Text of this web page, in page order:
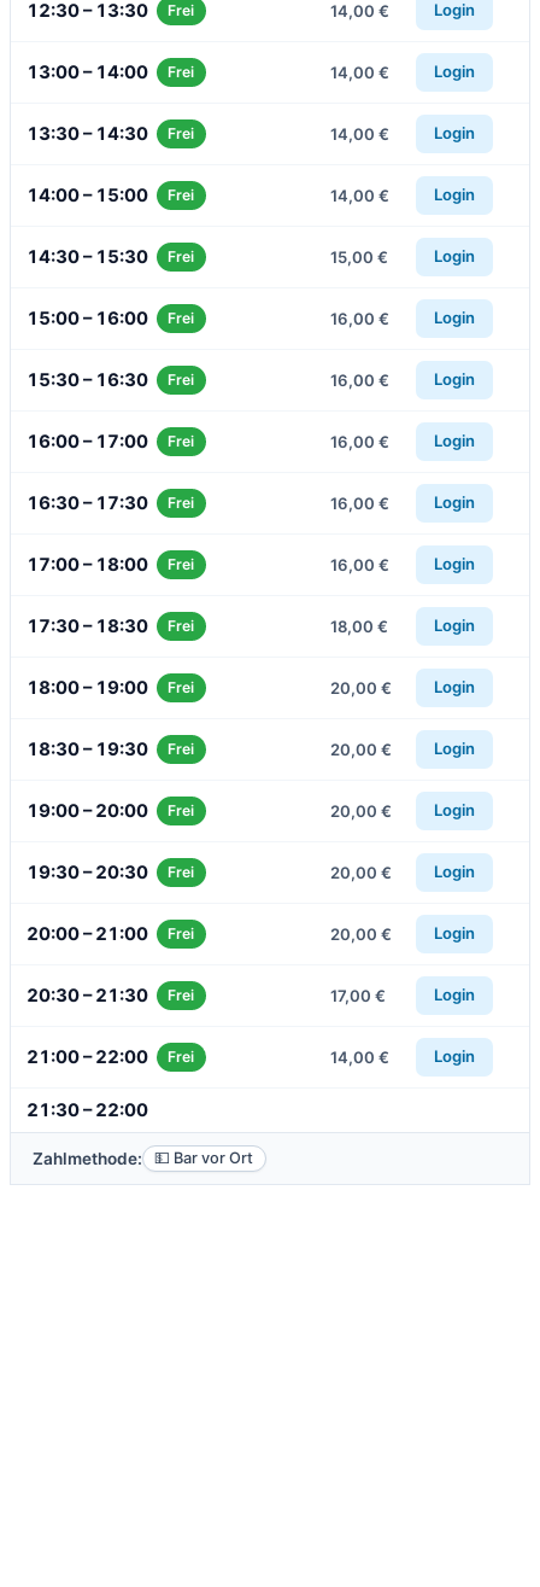
12:30 – 13:30 Frei 14,00 € Login
13:00 – 14:00 Frei 14,00 € Login
13:30 – 14:30 Frei 14,00 € Login
14:00 – 15:00 Frei 14,00 € Login
14:30 – 15:30 Frei 15,00 € Login
15:00 – 16:00 Frei 16,00 € Login
15:30 – 16:30 Frei 16,00 € Login
16:00 – 17:00 Frei 16,00 € Login
16:30 – 17:30 Frei 16,00 € Login
17:00 – 18:00 Frei 16,00 € Login
17:30 – 18:30 Frei 18,00 € Login
18:00 – 19:00 Frei 20,00 € Login
18:30 – 19:30 Frei 20,00 € Login
19:00 – 20:00 Frei 20,00 € Login
19:30 – 20:30 Frei 20,00 € Login
20:00 – 21:00 Frei 20,00 € Login
20:30 – 21:30 Frei 17,00 € Login
21:00 – 22:00 Frei 14,00 € Login
21:30 – 22:00
Zahlmethode: 💵 Bar vor Ort